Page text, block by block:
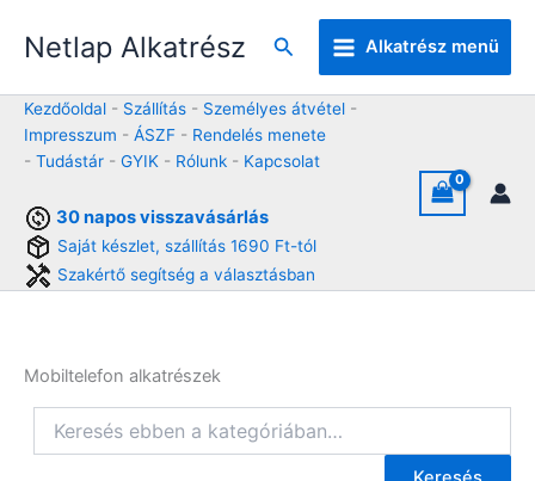
Netlap Alkatrész Keresés Alkatrész menü
Kezdőoldal - Szállítás - Személyes átvétel -
Impresszum - ÁSZF - Rendelés menete
- Tudástár - GYIK - Rólunk - Kapcsolat
30 napos visszavásárlás
Saját készlet, szállítás 1690 Ft-tól
Szakértő segítség a választásban
Mobiltelefon alkatrészek